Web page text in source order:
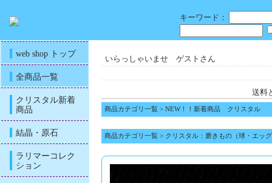
キーワード：
web shop トップ
全商品一覧
クリスタル新着
商品
結晶・原石
ラリマーコレク
ション
いらっしゃいませ ゲストさん
送料
商品カテゴリ一覧 > NEW！！新着商品 クリスタル
商品カテゴリ一覧 > クリスタル：磨きもの（球・エッ